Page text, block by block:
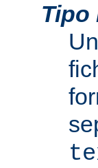
Tipo